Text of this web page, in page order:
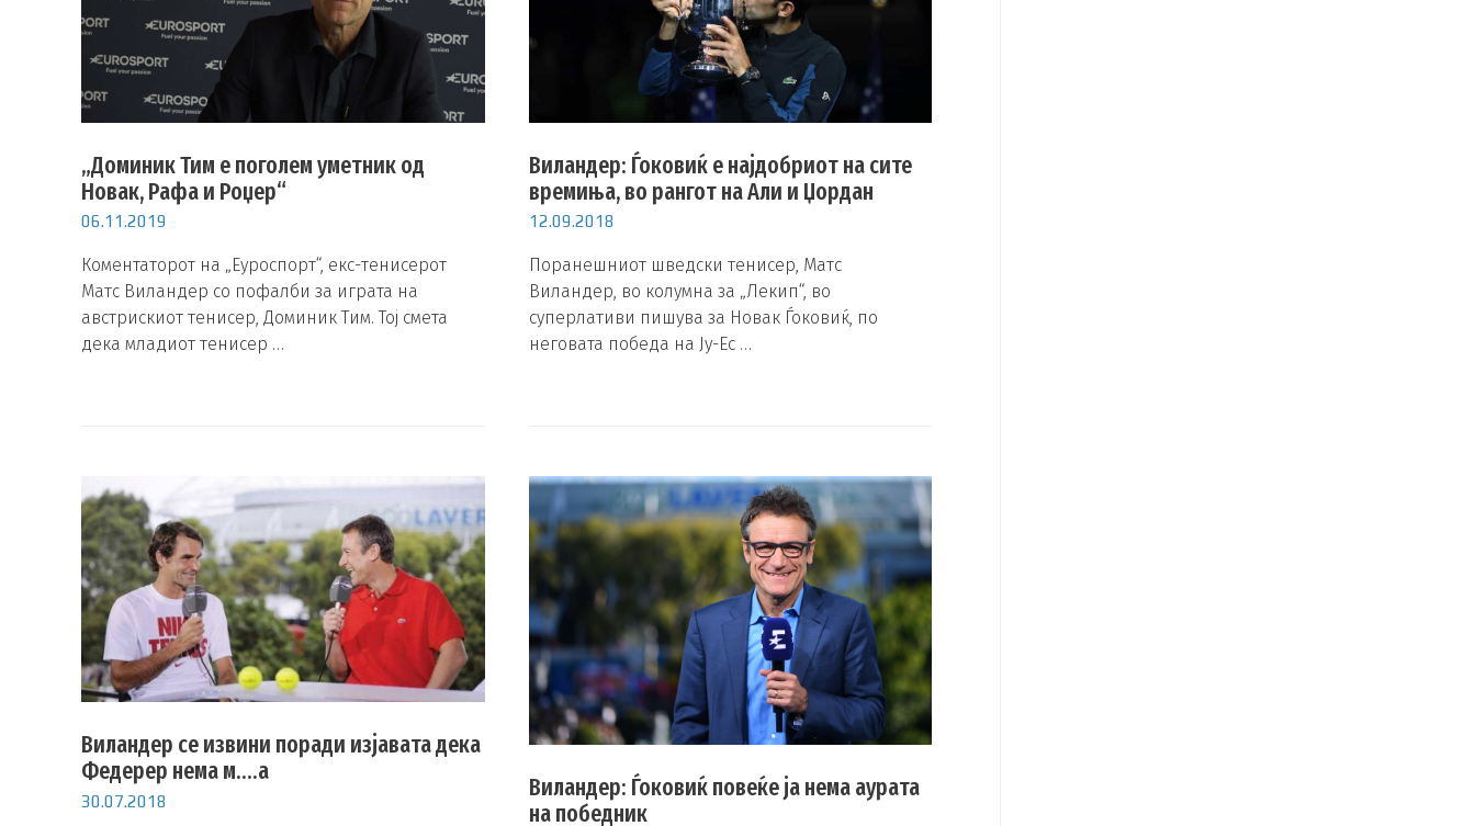
„Доминик Тим е поголем уметник од
Новак, Рафа и Роџер“
06.11.2019
Коментаторот на „Еуроспорт“, екс-тенисерот
Матс Виландер со пофалби за играта на
австрискиот тенисер, Доминик Тим. Тој смета
дека младиот тенисер …
Виландер: Ѓоковиќ е најдобриот на сите
времиња, во рангот на Али и Џордан
12.09.2018
Поранешниот шведски тенисер, Матс
Виландер, во колумна за „Лекип“, во
суперлативи пишува за Новак Ѓоковиќ, по
неговата победа на Ју-Ес …
Виландер се извини поради изјавата дека
Федерер нема м….а
30.07.2018
Виландер: Ѓоковиќ повеќе ја нема аурата
на победник